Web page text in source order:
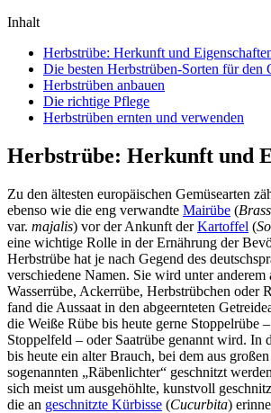
Inhalt
Herbstrübe: Herkunft und
Die besten Herbstrüben-Sorten für den
Herbstrüben anbauen
Die richtige Pflege
Herbstrüben ernten und verwenden
Herbstrübe: Herkunft und
Zu den ältesten europäischen Gemüsearten
ebenso wie die eng verwandte Mairübe (
var. majalis) vor der Ankunft derKartoffel (
eine wichtige Rolle in der Ernährung der
Herbstrübe hat je nach Gegend des
verschiedene Namen. Sie wird unter anderem
Wasserrübe, Ackerrübe, Herbstrübchen oder
fand die Aussaat in den abgeernteten
die Weiße Rübe bis heute gerne Stoppelrübe
Stoppelfeld – oder Saatrübe genannt wird. In
bis heute ein alter Brauch, bei dem aus
sogenannten „Räbenlichter“ geschnitzt
sich meist um ausgehöhlte, kunstvoll
die an geschnitzte Kürbisse (Cucurbita)